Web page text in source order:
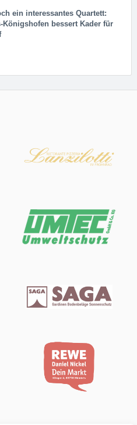
ein in­ter­es­san­tes Quar­tett:
Kö­n­igs­ho­fen bessert Kader für